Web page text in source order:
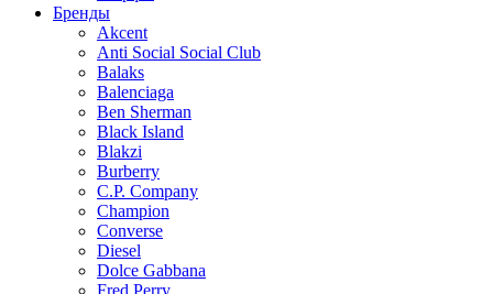
Бренды
Akcent
Anti Social Social Club
Balaks
Balenciaga
Ben Sherman
Black Island
Blakzi
Burberry
C.P. Company
Champion
Converse
Diesel
Dolce Gabbana
Fred Perry